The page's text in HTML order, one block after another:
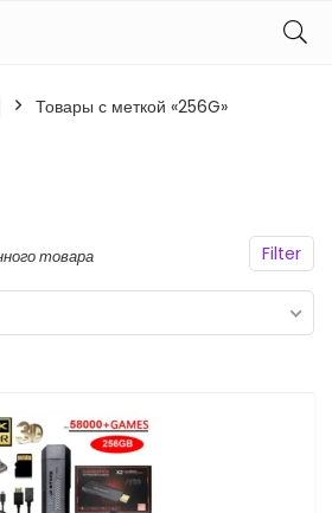
Товары с меткой «256G»
Filter
товара